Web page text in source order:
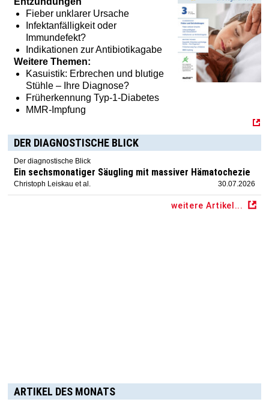
Haben Sie Interesse an einem Abonnement? Dann klicken
Sie einfach hier:[MTX]-Shop
Fieber unklarer Ursache
Infektanfälligkeit oder
Immundefekt?
Indikationen zur Antibiotikagabe
Weitere Themen:
Kasuistik: Erbrechen und blutige
Stühle – Ihre Diagnose?
Früherkennung Typ-1-Diabetes
MMR-Impfung
DER DIAGNOSTISCHE BLICK
Der diagnostische Blick
Ein sechsmonatiger Säugling mit massiver Hämatochezie
Christoph Leiskau et al. 30.07.2026
weitere Artikel...
ARTIKEL DES MONATS